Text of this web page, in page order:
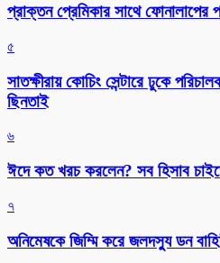
প্রাক্তন প্রেমিকার সাথে ফোনালাপের
৫
সাতক্ষীরায় কোচিং সেন্টারে ঢুকে
ছিনতাই
৬
ঈদে কত খরচ করলেন? সব হিসাব
৭
অনিমেষকে জিম্মি করে জলদস্যু ডন